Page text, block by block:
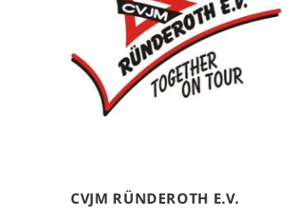
CVJM RÜNDEROTH E.V.